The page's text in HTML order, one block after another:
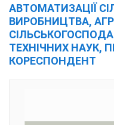
АВТОМАТИЗАЦІЇ
ВИРОБНИЦТВА,
ТЕХНІЧНИХ НАУК,
КОРЕСПОНДЕНТ